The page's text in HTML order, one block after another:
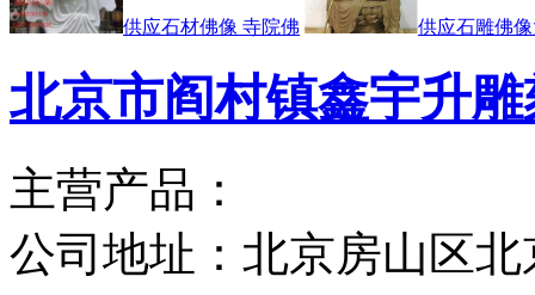
供应石材佛像 寺院佛 供应石雕佛
北京市阎村镇鑫宇升
主营产品：
公司地址： 北京房山区